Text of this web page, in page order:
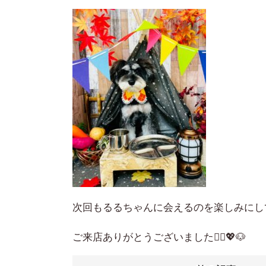
次回もるるちゃんに会えるのを楽しみに
ご来店ありがとうございました🙇‍♀️💖🐶